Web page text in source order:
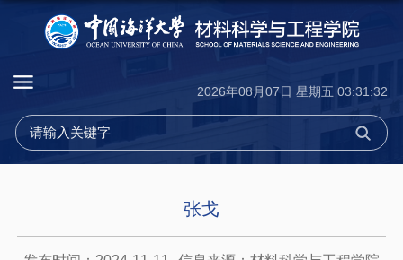
2026年08月07日 星期五 03:31:33
张戈